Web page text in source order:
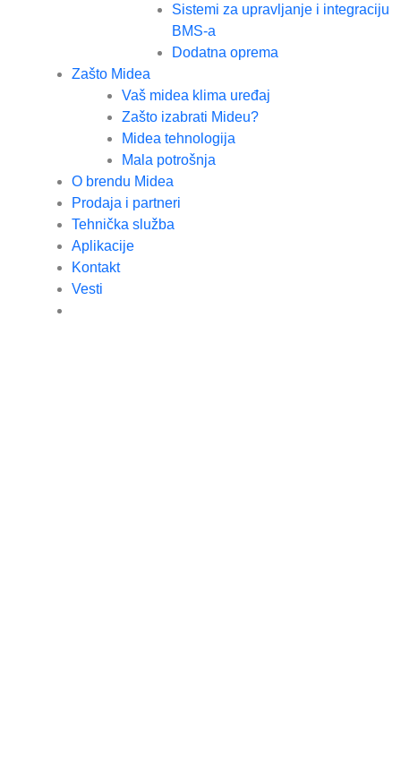
Sistemi za upravljanje i integraciju
BMS-a
Dodatna oprema
Zašto Midea
Vaš midea klima uređaj
Zašto izabrati Mideu?
Midea tehnologija
Mala potrošnja
O brendu Midea
Prodaja i partneri
Tehnička služba
Aplikacije
Kontakt
Vesti